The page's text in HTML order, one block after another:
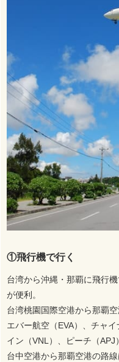
①飛行機で行く
台湾から沖縄・那覇に飛行
が便利。
台湾桃園国際空港から那覇
エバー航空（EVA）、チャ
イン（VNL）、ピーチ（APJ
台中空港から那覇空港の路